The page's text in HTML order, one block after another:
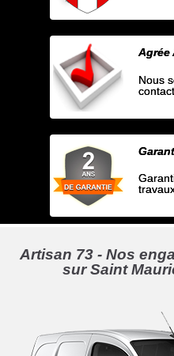
Agrée
Nous
Artisan 73 - Nos
sur Saint